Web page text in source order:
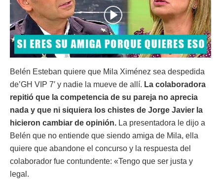
Belén Esteban quiere que Mila Ximénez sea despedida
de’GH VIP 7′ y nadie la mueve de allí. La colaboradora
repitió que la competencia de su pareja no aprecia
nada y que ni siquiera los chistes de Jorge Javier la
hicieron cambiar de opinión. La presentadora le dijo a
Belén que no entiende que siendo amiga de Mila, ella
quiere que abandone el concurso y la respuesta del
colaborador fue contundente: «Tengo que ser justa y
legal.